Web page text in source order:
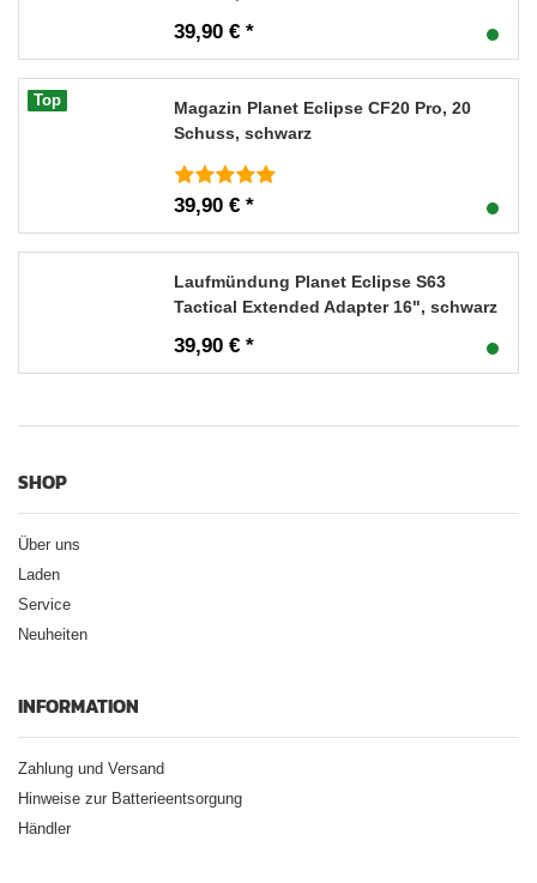
39,90 € *
Top
Magazin Planet Eclipse CF20 Pro, 20
Schuss, schwarz
39,90 € *
Laufmündung Planet Eclipse S63
Tactical Extended Adapter 16", schwarz
39,90 € *
SHOP
Über uns
Laden
Service
Neuheiten
INFORMATION
Zahlung und Versand
Hinweise zur Batterieentsorgung
Händler